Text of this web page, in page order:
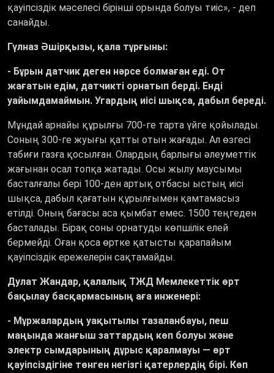
қауіпсіздік мәселесі бірінші орында болуы тиіс», - деп
санайды.
Гүлназ Әшірқызы, қала тұрғыны:
- Бұрын датчик деген нәрсе болмаған еді. От
жағатын едім, датчикті орнатып берді. Енді
уайымдамаймын. Угардың иісі шықса, дабыл береді.
Мұндай арнайы құрылғы 700-ге тарта үйге қойылады.
Соның 300-ге жуығы қатты отын жағады. Ал өзгесі
табиғи газға қосылған. Олардың барлығы әлеуметтік
жағынан осал топқа жатады. Осы жылу маусымы
басталғалы бері 100-ден артық отбасы ыстың иісі
шықса, дабыл қағатын құрылғымен қамтамасыз
етілді. Оның бағасы аса қымбат емес. 1500 теңгеден
басталады. Бірақ соны орнатуды көпшілік елей
бермейді. Оған қоса өртке қатысты қарапайым
қауіпсіздік ережелерін сақтамайды.
Дулат Жандар, қалалық ТЖД Мемлекеттік өрт
бақылау басқармасының аға инженері:
- Мұржалардың уақытылы тазаланбауы, пеш
маңында жанғыш заттардың көп болуы және
электр сымдарының дұрыс қаралмауы — өрт
қауіпсіздігіне төнген негізгі қатерлердің бірі. Көп